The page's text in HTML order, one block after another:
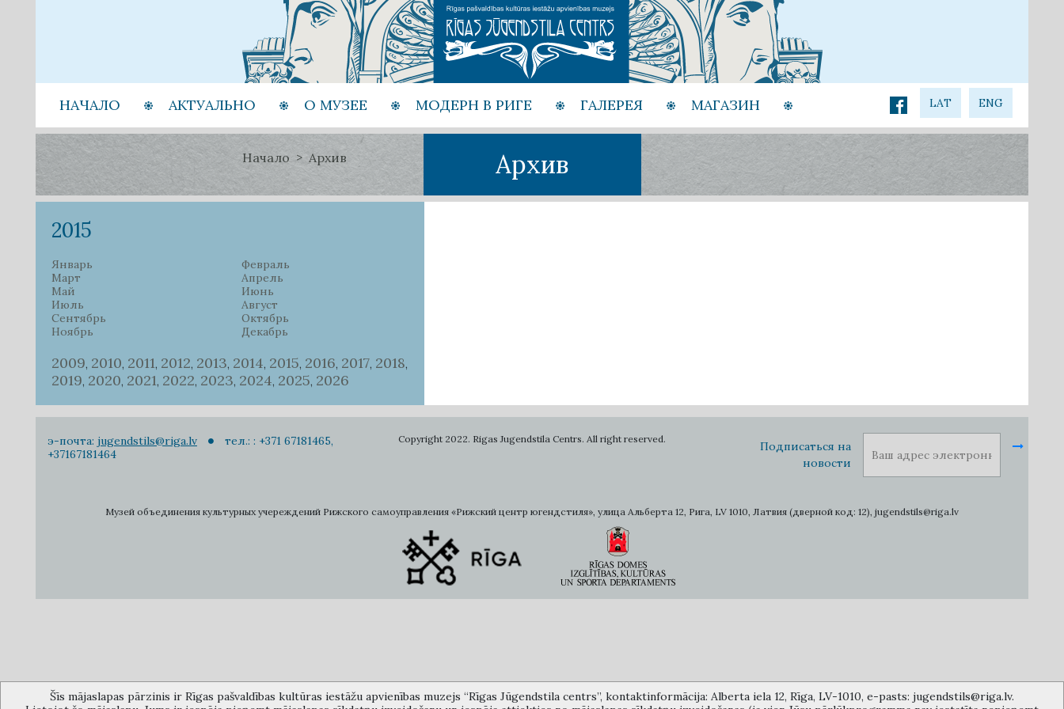
НАЧАЛО АКТУАЛЬНО О МУЗЕЕ МОДЕРН В РИГЕ ГАЛЕРЕЯ МАГАЗИН LAT ENG
Начало Архив Архив
2015
Январь
Февраль
Март
Апрель
Май
Июнь
Июль
Август
Сентябрь
Октябрь
Ноябрь
Декабрь
2009, 2010, 2011, 2012, 2013, 2014, 2015, 2016, 2017, 2018,
2019, 2020, 2021, 2022, 2023, 2024, 2025, 2026
э-почта: jugendstils@riga.lv
тел.: : +371 67181465,
+37167181464
Copyright 2022. Rigas Jugendstila Centrs. All right reserved.
Подписаться на
новости
Музей объединения культурных учереждений Рижского самоуправления «Рижский центр югендстиля», улица Альберта 12, Рига, LV 1010, Латвия (дверной код: 12), jugendstils@riga.lv
Šīs mājaslapas pārzinis ir Rīgas pašvaldības kultūras iestāžu apvienības muzejs “Rīgas Jūgendstila centrs”, kontaktinformācija: Alberta iela 12, Rīga, LV-1010, e-pasts: jugendstils@riga.lv.